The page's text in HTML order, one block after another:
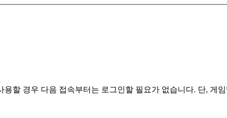
할 경우 다음 접속부터는 로그인할 필요가 없습니다. 단, 게